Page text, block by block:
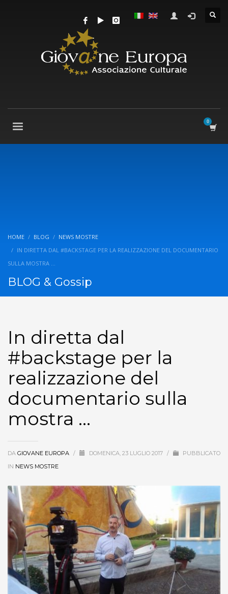
HOME BLOG
NEWS MOSTRE
IN DIRETTA DAL #BACKSTAGE PER LA REALIZZAZIONE DEL DOCUMENTARIO
SULLA MOSTRA …
BLOG & Gossip
In diretta dal
#backstage per la
realizzazione del
documentario sulla
mostra …
DA GIOVANE EUROPA / DOMENICA, 23 LUGLIO 2017 /
PUBBLICATO
IN NEWS MOSTRE